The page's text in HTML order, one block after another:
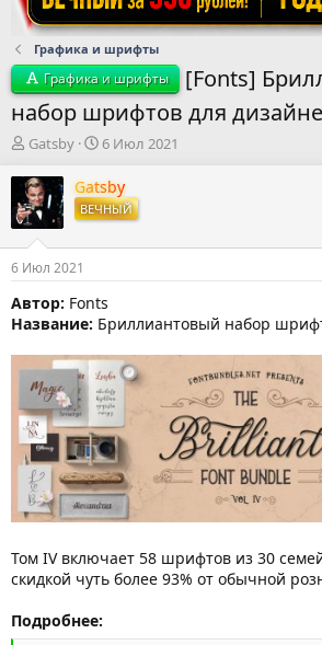
Графика и шрифты
Графика и шрифты
[Fonts]
набор шрифтов для
А
т
о
р
т
е
м
ы
Gatsby
Д
т
а
н
а
л
а
6 Июл 2021
Gatsby
ВЕЧНЫЙ
6 Июл 2021
Автор: Fonts
Название: Бриллиантовый набор
Том IV включает 58 шрифтов из 30
скидкой чуть более 93% от обычной
Подробнее: